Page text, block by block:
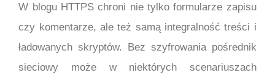
W blogu HTTPS chroni nie tylko formularze zapisu
czy komentarze, ale też samą integralność treści i
ładowanych skryptów. Bez szyfrowania pośrednik
sieciowy może w niektórych scenariuszach